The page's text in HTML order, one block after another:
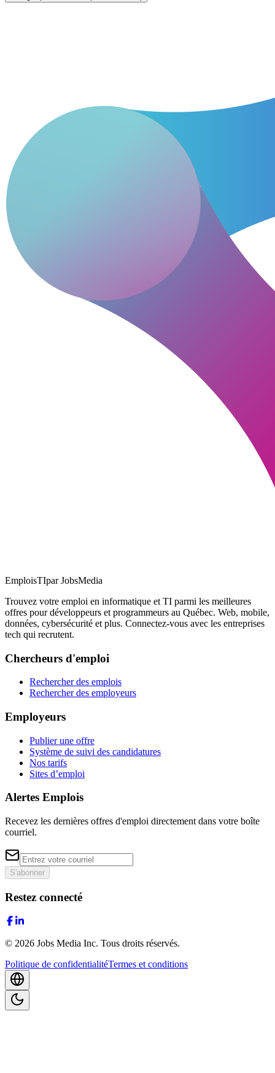
EmploisTIpar JobsMedia
Trouvez votre emploi en informatique et TI parmi les meilleures
offres pour développeurs et programmeurs au Québec. Web, mobile,
données, cybersécurité et plus. Connectez-vous avec les entreprises
tech qui recrutent.
Chercheurs d'emploi
Rechercher des emplois
Rechercher des employeurs
Employeurs
Publier une offre
Système de suivi des candidatures
Nos tarifs
Sites d’emploi
Alertes Emplois
Recevez les dernières offres d'emploi directement dans votre boîte
courriel.
S'abonner
Restez connecté
© 2026 Jobs Media Inc. Tous droits réservés.
Politique de confidentialitéTermes et conditions